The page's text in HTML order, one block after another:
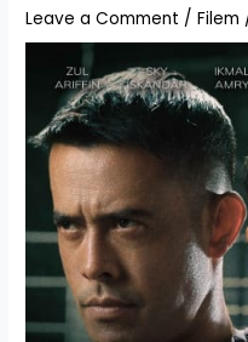
Leave a Comment /Filem